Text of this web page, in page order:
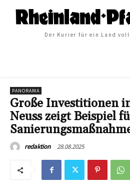
Der Kurier für ein Land
PANORAMA
Große Investitionen
Neuss zeigt Beispiel
redaktion 28.08.2025